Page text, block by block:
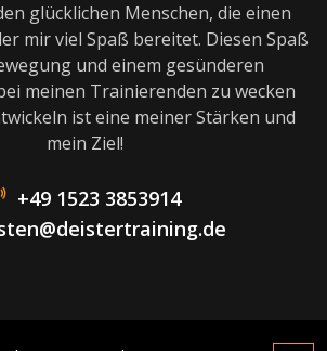
glücklichen Menschen, die einen
mir viel Spaß bereitet. Diesen Spaß
und einem gesünderen
meinen Trainierenden zu wecken
ist eine meiner Stärken und
mein Ziel!
+49 1523 3853914